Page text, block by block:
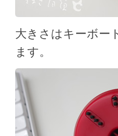
大きさはキーボー
ます。